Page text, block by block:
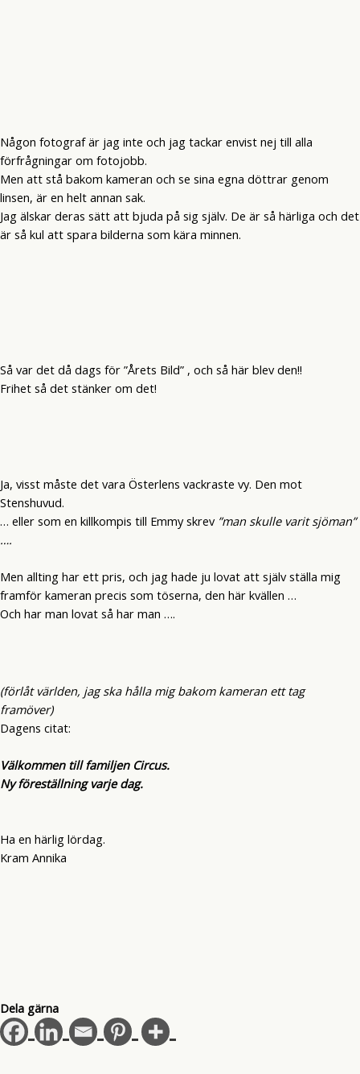
Någon fotograf är jag inte och jag tackar envist nej till alla
förfrågningar om fotojobb.
Men att stå bakom kameran och se sina egna döttrar genom
linsen, är en helt annan sak.
Jag älskar deras sätt att bjuda på sig själv. De är så härliga och det
är så kul att spara bilderna som kära minnen.
Så var det då dags för ”Årets Bild” , och så här blev den!!
Frihet så det stänker om det!
Ja, visst måste det vara Österlens vackraste vy. Den mot
Stenshuvud.
… eller som en killkompis till Emmy skrev ”man skulle varit sjöman”
….
Men allting har ett pris, och jag hade ju lovat att själv ställa mig
framför kameran precis som töserna, den här kvällen …
Och har man lovat så har man ….
(förlåt världen, jag ska hålla mig bakom kameran ett tag
framöver)
Dagens citat:
Välkommen till familjen Circus.
Ny föreställning varje dag.
Ha en härlig lördag.
Kram Annika
Dela gärna